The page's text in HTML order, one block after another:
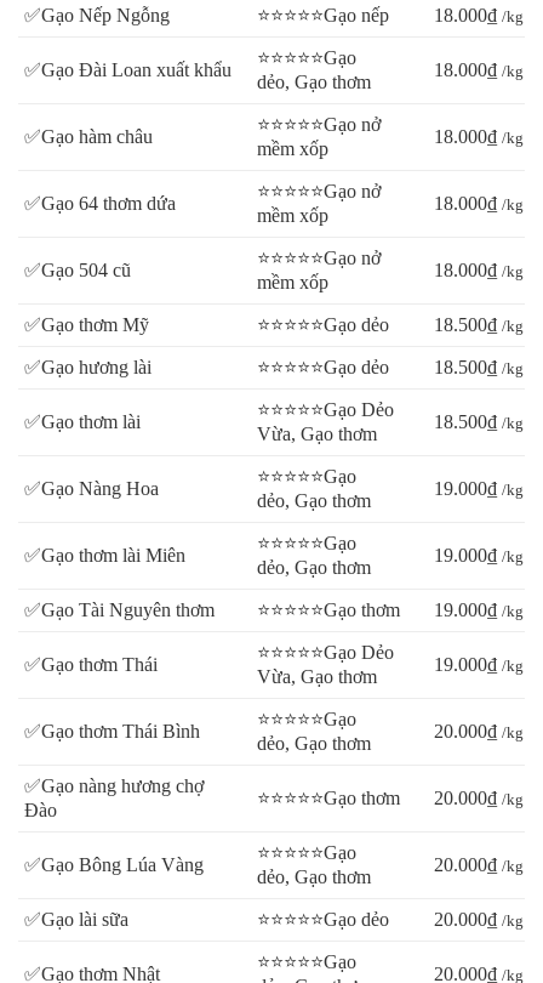
✅Gạo Nếp Ngỗng ⭐⭐⭐⭐⭐Gạo nếp 18.000₫ /kg
✅Gạo Đài Loan xuất khẩu
⭐⭐⭐⭐⭐Gạo
dẻo, Gạo thơm
18.000₫ /kg
✅Gạo hàm châu
⭐⭐⭐⭐⭐Gạo nở
mềm xốp
18.000₫ /kg
✅Gạo 64 thơm dứa
⭐⭐⭐⭐⭐Gạo nở
mềm xốp
18.000₫ /kg
✅Gạo 504 cũ
⭐⭐⭐⭐⭐Gạo nở
mềm xốp
18.000₫ /kg
✅Gạo thơm Mỹ ⭐⭐⭐⭐⭐Gạo dẻo 18.500₫ /kg
✅Gạo hương lài ⭐⭐⭐⭐⭐Gạo dẻo 18.500₫ /kg
✅Gạo thơm lài
⭐⭐⭐⭐⭐Gạo Dẻo
Vừa, Gạo thơm
18.500₫ /kg
✅Gạo Nàng Hoa
⭐⭐⭐⭐⭐Gạo
dẻo, Gạo thơm
19.000₫ /kg
✅Gạo thơm lài Miên
⭐⭐⭐⭐⭐Gạo
dẻo, Gạo thơm
19.000₫ /kg
✅Gạo Tài Nguyên thơm ⭐⭐⭐⭐⭐Gạo thơm 19.000₫ /kg
✅Gạo thơm Thái
⭐⭐⭐⭐⭐Gạo Dẻo
Vừa, Gạo thơm
19.000₫ /kg
✅Gạo thơm Thái Bình
⭐⭐⭐⭐⭐Gạo
dẻo, Gạo thơm
20.000₫ /kg
✅Gạo nàng hương chợ
Đào
⭐⭐⭐⭐⭐Gạo thơm 20.000₫ /kg
✅Gạo Bông Lúa Vàng
⭐⭐⭐⭐⭐Gạo
dẻo, Gạo thơm
20.000₫ /kg
✅Gạo lài sữa ⭐⭐⭐⭐⭐Gạo dẻo 20.000₫ /kg
✅Gạo thơm Nhật
⭐⭐⭐⭐⭐Gạo
20.000₫ /kg